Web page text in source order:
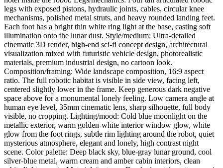
legs with exposed pistons, hydraulic joints, cables, circular knee
mechanisms, polished metal struts, and heavy rounded landing feet.
Each foot has a bright thin white ring light at the base, casting soft
illumination onto the lunar dust. Style/medium: Ultra-detailed
cinematic 3D render, high-end sci-fi concept design, architectural
visualization mixed with futuristic vehicle design, photorealistic
materials, premium industrial design, no cartoon look.
Composition/framing: Wide landscape composition, 16:9 aspect
ratio. The full robotic habitat is visible in side view, facing left,
centered slightly lower in the frame. Keep generous dark negative
space above for a monumental lonely feeling. Low camera angle at
human eye level, 35mm cinematic lens, sharp silhouette, full body
visible, no cropping. Lighting/mood: Cold blue moonlight on the
metallic exterior, warm golden-white interior window glow, white
glow from the foot rings, subtle rim lighting around the robot, quiet
mysterious atmosphere, elegant and lonely, high contrast night
scene. Color palette: Deep black sky, blue-gray lunar ground, cool
silver-blue metal, warm cream and amber cabin interiors, clean